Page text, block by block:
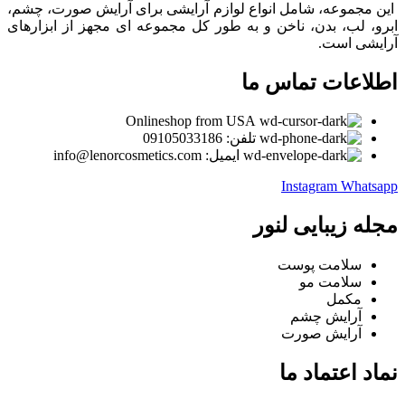
این مجموعه، شامل انواع لوازم آرایشی برای آرایش صورت، چشم،
ابرو، لب، بدن، ناخن و به طور کل مجموعه ای مجهز از ابزارهای
آرایشی است.
اطلاعات تماس ما
Onlineshop from USA
تلفن: 09105033186
ایمیل: info@lenorcosmetics.com
Instagram Whatsapp
مجله زیبایی لنور
سلامت پوست
سلامت مو
مکمل
آرایش چشم
آرایش صورت
نماد اعتماد ما